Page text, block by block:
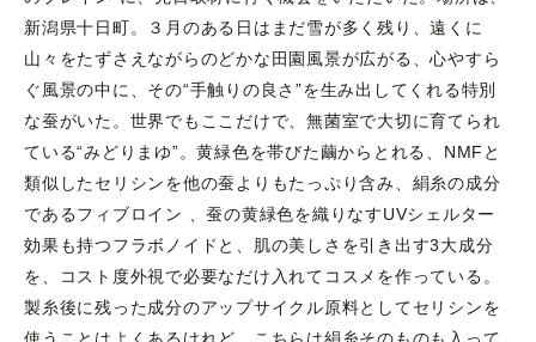
新潟県十日町。３月のある日はまだ雪が多く残り、遠くに
山々をたずさえながらのどかな田園風景が広がる、心やすら
ぐ風景の中に、その“手触りの良さ”を生み出してくれる特別
な蚕がいた。世界でもここだけで、無菌室で大切に育てられ
ている“みどりまゆ”。黄緑色を帯びた繭からとれる、NMFと
類似したセリシンを他の蚕よりもたっぷり含み、絹糸の成分
であるフィブロイン 、蚕の黄緑色を織りなすUVシェルター
効果も持つフラボノイドと、肌の美しさを引き出す3大成分
を、コスト度外視で必要なだけ入れてコスメを作っている。
製糸後に残った成分のアップサイクル原料としてセリシンを